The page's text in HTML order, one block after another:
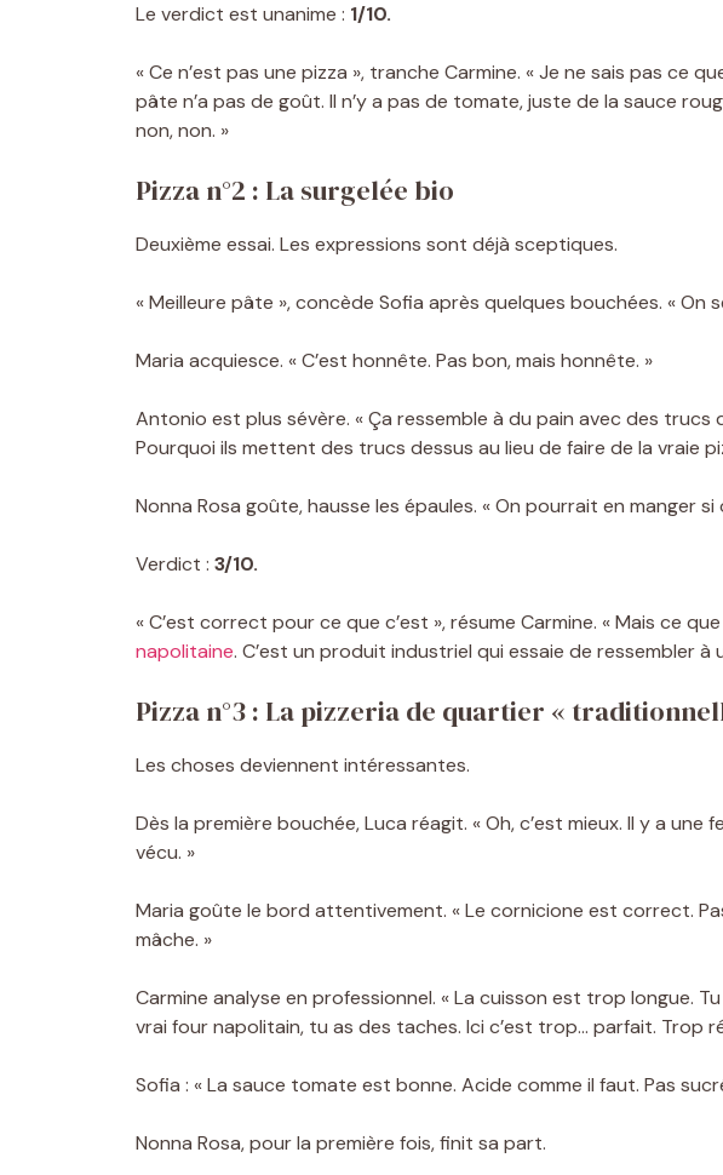
Le verdict est unanime : 1/10.
« Ce n’est pas une pizza », tranche Carmine. « Je ne sais pas ce
pâte n’a pas de goût. Il n’y a pas de tomate, juste de la sauce
non, non. »
Pizza n°2 : La surgelée bio
Deuxième essai. Les expressions sont déjà sceptiques.
« Meilleure pâte », concède Sofia après quelques bouchées. « On
Maria acquiesce. « C’est honnête. Pas bon, mais honnête. »
Antonio est plus sévère. « Ça ressemble à du pain avec des trucs
Pourquoi ils mettent des trucs dessus au lieu de faire de la vraie
Nonna Rosa goûte, hausse les épaules. « On pourrait en manger
Verdict : 3/10.
« C’est correct pour ce que c’est », résume Carmine. « Mais ce
napolitaine. C’est un produit industriel qui essaie de ressembler à
Pizza n°3 : La pizzeria de quartier «
Les choses deviennent intéressantes.
Dès la première bouchée, Luca réagit. « Oh, c’est mieux. Il y a
vécu. »
Maria goûte le bord attentivement. « Le cornicione est correct.
mâche. »
Carmine analyse en professionnel. « La cuisson est trop longue.
vrai four napolitain, tu as des taches. Ici c’est trop… parfait. Trop
Sofia : « La sauce tomate est bonne. Acide comme il faut. Pas
Nonna Rosa, pour la première fois, finit sa part.